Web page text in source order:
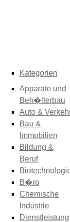
Kategorien
Apparate und
Beh�lterbau
Auto &
Bau &
Immobilien
Bildung &
Beruf
B�ro
Chemische
Industrie
Dienstleistung